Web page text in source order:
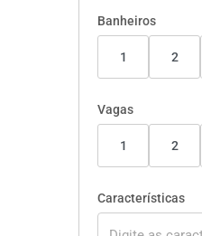
Banheiros
1 2
Vagas
1 2
Características